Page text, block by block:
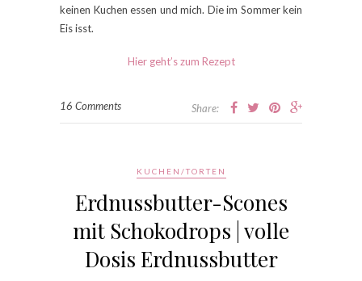
keinen Kuchen essen und mich. Die im Sommer kein
Eis isst.
Hier geht’s zum Rezept
16 Comments Share:
KUCHEN/TORTEN
Erdnussbutter-Scones
mit Schokodrops | volle
Dosis Erdnussbutter